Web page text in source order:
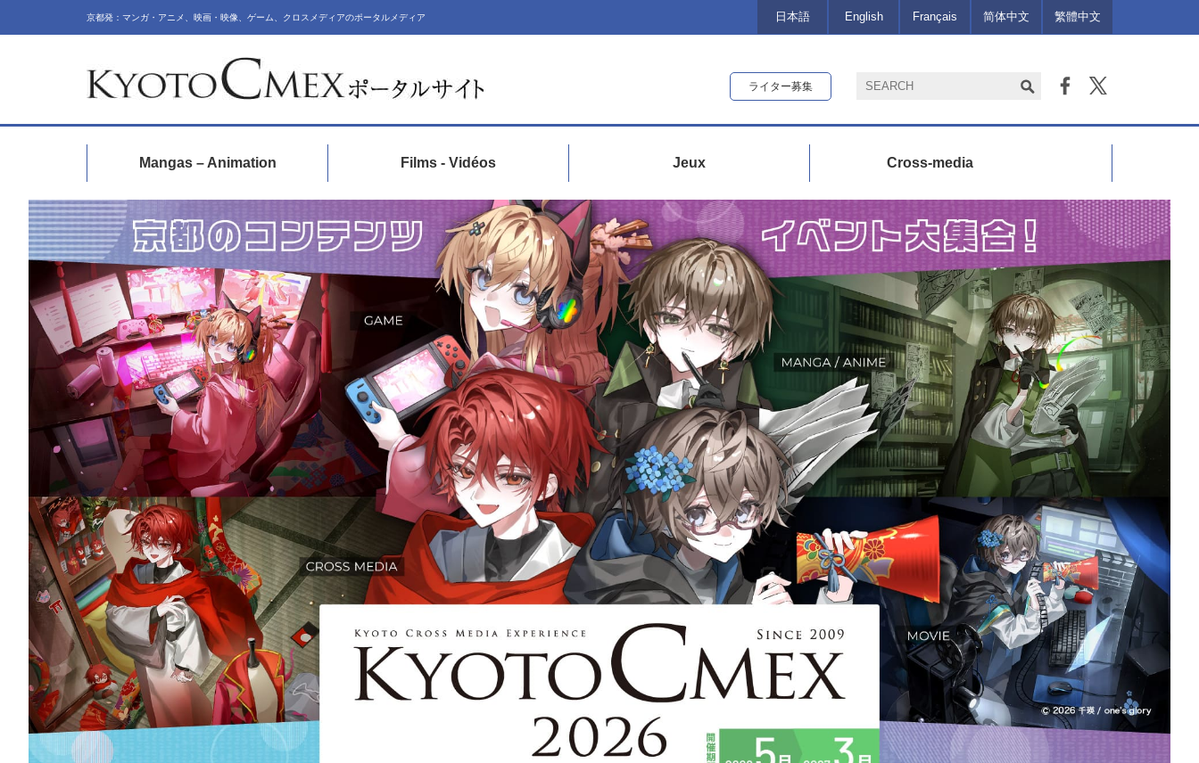
京都発：マンガ・アニメ、映画・映像、ゲーム、クロスメディアのポータルメディア 日本語 English Français 简体中文 繁體中文
ライター募集
Mangas – Animation Films - Vidéos Jeux Cross-media